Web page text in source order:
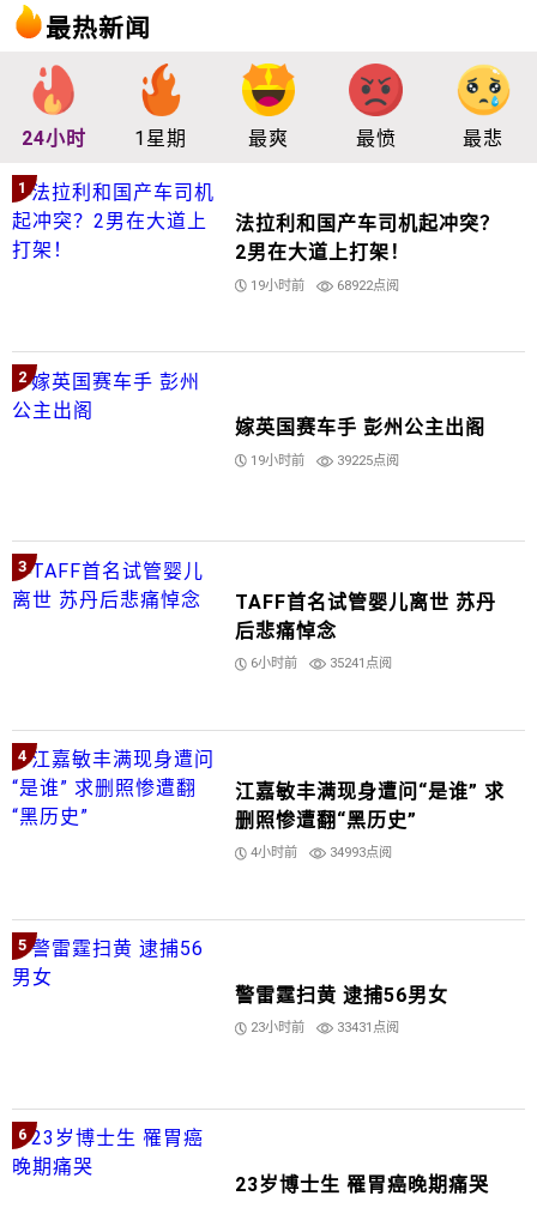
最热新闻
24小时 1星期 最爽 最愤 最悲
1
法拉利和国产车司机起冲突？
2男在大道上打架！
19小时前 68922点阅
2
嫁英国赛车手 彭州公主出阁
19小时前 39225点阅
3
TAFF首名试管婴儿离世 苏丹
后悲痛悼念
6小时前 35241点阅
4
江嘉敏丰满现身遭问“是谁” 求
删照惨遭翻“黑历史”
4小时前 34993点阅
5
警雷霆扫黄 逮捕56男女
23小时前 33431点阅
6
23岁博士生 罹胃癌晚期痛哭